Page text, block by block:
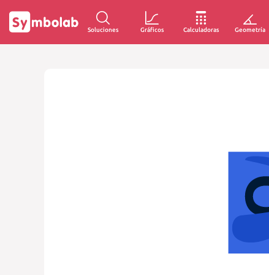
Soluciones Gráficos Calculadoras Geometría